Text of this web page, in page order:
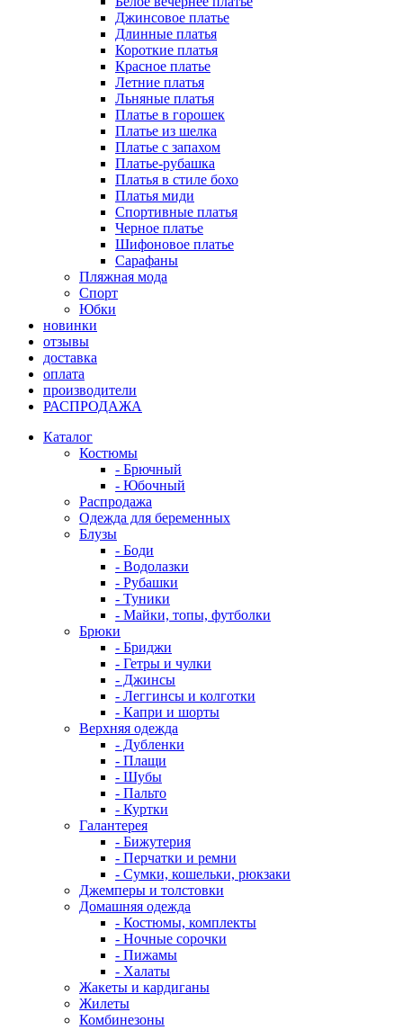
Джинсовое платье
Длинные платья
Короткие платья
Красное платье
Летние платья
Льняные платья
Платье в горошек
Платье из шелка
Платье с запахом
Платье-рубашка
Платья в стиле бохо
Платья миди
Спортивные платья
Черное платье
Шифоновое платье
Сарафаны
Пляжная мода
Спорт
Юбки
новинки
отзывы
доставка
оплата
производители
РАСПРОДАЖА
Каталог
Костюмы
- Брючный
- Юбочный
Распродажа
Одежда для беременных
Блузы
- Боди
- Водолазки
- Рубашки
- Туники
- Майки, топы, футболки
Брюки
- Бриджи
- Гетры и чулки
- Джинсы
- Леггинсы и колготки
- Капри и шорты
Верхняя одежда
- Дубленки
- Плащи
- Шубы
- Пальто
- Куртки
Галантерея
- Бижутерия
- Перчатки и ремни
- Сумки, кошельки, рюкзаки
Джемперы и толстовки
Домашняя одежда
- Костюмы, комплекты
- Ночные сорочки
- Пижамы
- Халаты
Жакеты и кардиганы
Жилеты
Комбинезоны